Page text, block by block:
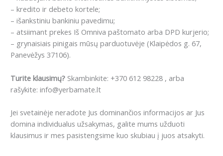
– kredito ir debeto kortele;
– išankstiniu bankiniu pavedimu;
– atsiimant prekes Iš Omniva paštomato arba DPD kurjerio;
– grynaisiais pinigais mūsų parduotuvėje (Klaipėdos g. 67,
Panevėžys 37106).
Turite klausimų? Skambinkite: +370 612 98228 , arba
rašykite: info@yerbamate.lt
Jei svetainėje neradote Jus dominančios informacijos ar Jus
domina individualus užsakymas, galite mums užduoti
klausimus ir mes pasistengsime kuo skubiau į juos atsakyti.